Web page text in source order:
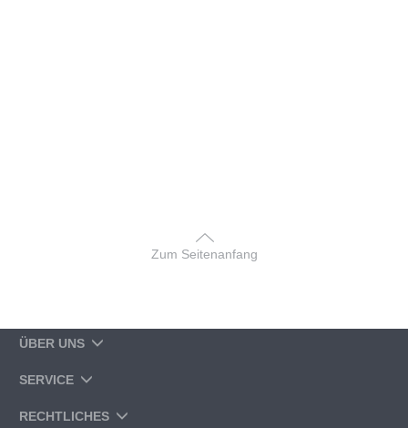
Zum Seitenanfang
ÜBER UNS
SERVICE
RECHTLICHES